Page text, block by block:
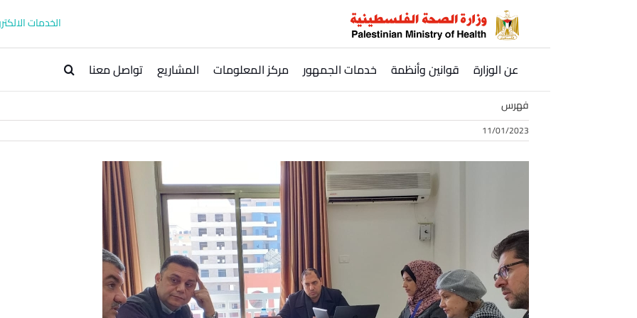
الخدمات
عن الوزارة قوانين وأنظمة خدمات الجمهور مركز المعلومات المشاريع تواصل معنا
فهرس
11/01/2023